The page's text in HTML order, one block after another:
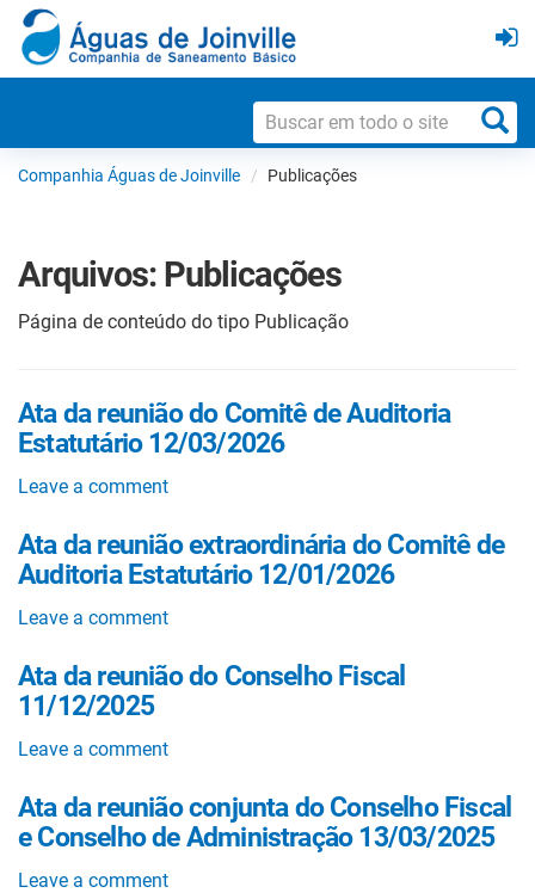
Companhia Águas de Joinville Publicações
Arquivos: Publicações
Página de conteúdo do tipo Publicação
Ata da reunião do Comitê de Auditoria
Estatutário 12/03/2026
Leave a comment
Ata da reunião extraordinária do Comitê de
Auditoria Estatutário 12/01/2026
Leave a comment
Ata da reunião do Conselho Fiscal
11/12/2025
Leave a comment
Ata da reunião conjunta do Conselho Fiscal
e Conselho de Administração 13/03/2025
Leave a comment